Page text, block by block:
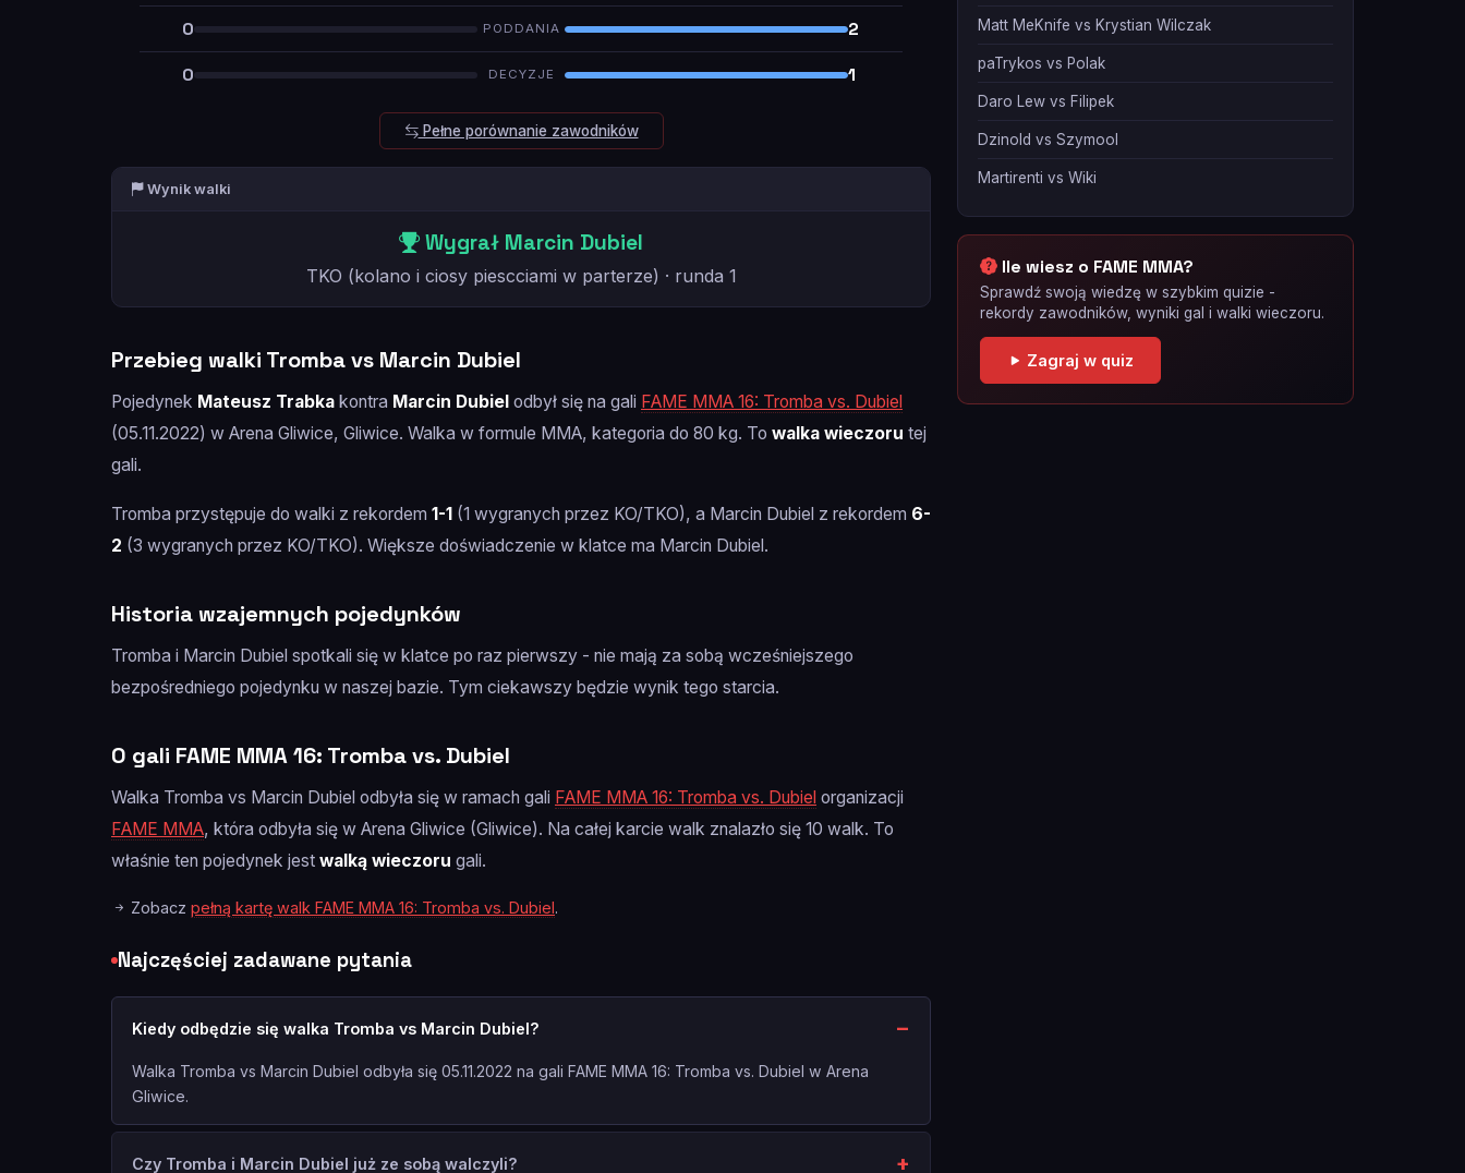
0
PODDANIA
2
0
DECYZJE 1
Pełne porównanie zawodników
Wynik walki
Wygrał Marcin Dubiel
TKO (kolano i ciosy piescciami w parterze) · runda 1
Przebieg walki Tromba vs Marcin Dubiel
Pojedynek Mateusz Trabka kontra Marcin Dubiel odbył się na gali FAME MMA 16: Tromba vs. Dubiel
(05.11.2022) w Arena Gliwice, Gliwice. Walka w formule MMA, kategoria do 80 kg. To walka wieczoru tej
gali.
Tromba przystępuje do walki z rekordem 1-1 (1 wygranych przez KO/TKO), a Marcin Dubiel z rekordem 6-
2 (3 wygranych przez KO/TKO). Większe doświadczenie w klatce ma Marcin Dubiel.
Historia wzajemnych pojedynków
Tromba i Marcin Dubiel spotkali się w klatce po raz pierwszy - nie mają za sobą wcześniejszego
bezpośredniego pojedynku w naszej bazie. Tym ciekawszy będzie wynik tego starcia.
O gali FAME MMA 16: Tromba vs. Dubiel
Walka Tromba vs Marcin Dubiel odbyła się w ramach gali FAME MMA 16: Tromba vs. Dubiel organizacji
FAME MMA, która odbyła się w Arena Gliwice (Gliwice). Na całej karcie walk znalazło się 10 walk. To
właśnie ten pojedynek jest walką wieczoru gali.
Zobacz pełną kartę walk FAME MMA 16: Tromba vs. Dubiel.
Najczęściej zadawane pytania
Kiedy odbędzie się walka Tromba vs Marcin Dubiel?
Walka Tromba vs Marcin Dubiel odbyła się 05.11.2022 na gali FAME MMA 16: Tromba vs. Dubiel w Arena
Gliwice.
Czy Tromba i Marcin Dubiel już ze sobą walczyli?
Matt MeKnife vs Krystian Wilczak
paTrykos vs Polak
Daro Lew vs Filipek
Dzinold vs Szymool
Martirenti vs Wiki
Ile wiesz o FAME MMA?
Sprawdź swoją wiedzę w szybkim quizie -
rekordy zawodników, wyniki gal i walki wieczoru.
Zagraj w quiz